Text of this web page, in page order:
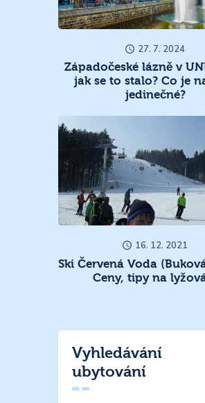
27. 7. 2024
Západočeské lázně v
jak se to stalo? Co je
jedinečné?
16. 12. 2021
Ski Červená Voda
Ceny, tipy na
Vyhledávání
ubytování